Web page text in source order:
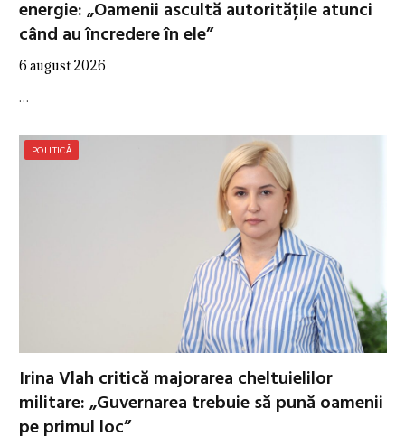
energie: „Oamenii ascultă autoritățile atunci
când au încredere în ele”
6 august 2026
…
POLITICĂ
Irina Vlah critică majorarea cheltuielilor
militare: „Guvernarea trebuie să pună oamenii
pe primul loc”